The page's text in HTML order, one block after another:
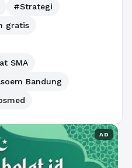
#Strategi
gratis
SMA
Bandung
AD